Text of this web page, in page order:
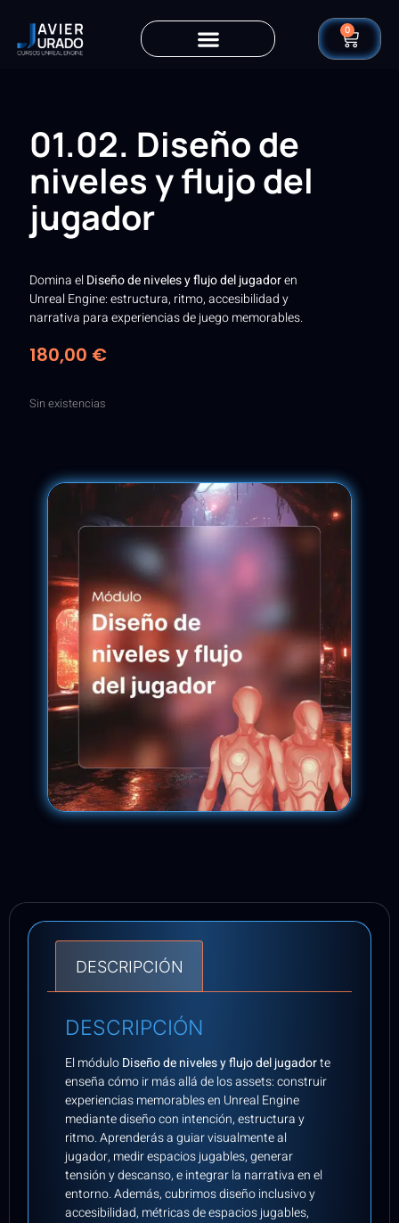
0
01.02. Diseño de
niveles y flujo del
jugador
Domina el Diseño de niveles y flujo del jugadoren
Unreal Engine: estructura, ritmo, accesibilidad y
narrativa para experiencias de juego memorables.
180,00 €
Sin existencias
DESCRIPCIÓN
DESCRIPCIÓN
El móduloDiseño de niveles y flujo del jugadorte
enseña cómo ir más allá de los assets: construir
experiencias memorables en Unreal Engine
mediante diseño con intención, estructura y
ritmo. Aprenderás a guiar visualmente al
jugador, medir espacios jugables, generar
tensión y descanso, e integrar la narrativa en el
entorno. Además, cubrimos diseño inclusivo y
accesibilidad, métricas de espacios jugables,